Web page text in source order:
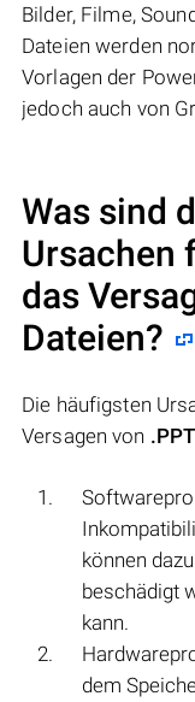
Bilder, Filme,
Dateien werden
Vorlagen der
jedoch auch von
Was sind
Ursachen
das
Dateien?
Die häufigsten
Versagen von .PPT
können
beschädigt
kann.
dem